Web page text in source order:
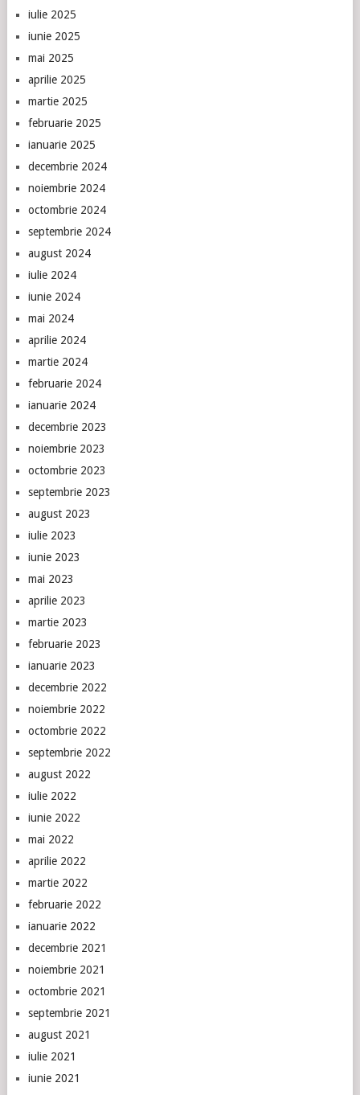
iulie 2025
iunie 2025
mai 2025
aprilie 2025
martie 2025
februarie 2025
ianuarie 2025
decembrie 2024
noiembrie 2024
octombrie 2024
septembrie 2024
august 2024
iulie 2024
iunie 2024
mai 2024
aprilie 2024
martie 2024
februarie 2024
ianuarie 2024
decembrie 2023
noiembrie 2023
octombrie 2023
septembrie 2023
august 2023
iulie 2023
iunie 2023
mai 2023
aprilie 2023
martie 2023
februarie 2023
ianuarie 2023
decembrie 2022
noiembrie 2022
octombrie 2022
septembrie 2022
august 2022
iulie 2022
iunie 2022
mai 2022
aprilie 2022
martie 2022
februarie 2022
ianuarie 2022
decembrie 2021
noiembrie 2021
octombrie 2021
septembrie 2021
august 2021
iulie 2021
iunie 2021